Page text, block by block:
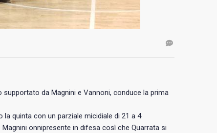
da Magnini e Vannoni, conduce la prima
quinta con un parziale micidiale di 21 a 4
onnipresente in difesa così che Quarrata si